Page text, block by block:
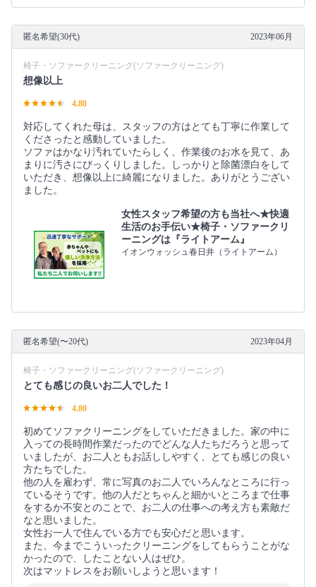
匿名希望(30代) 2023年06月
椅子・ソファークリーニング(ソファークリーニング)
想像以上
4.80
対応してくれた母は、スタッフの方はとても丁寧に作業して
くださったと感動していました。
ソファはかなり汚れていたらしく、作業後のお水を見て、あ
まりに汚さにびっくりしました。しっかりと除菌漂白をして
いただき、想像以上に綺麗になりました。ありがとうござい
ました。
女性スタッフ希望の方も当社へ★快適
生活のお手伝い★椅子・ソファークリ
ーニングは『ライトアーム』
イオンウォッシュ春日井（ライトアーム）
匿名希望(〜20代) 2023年04月
椅子・ソファークリーニング(ソファークリーニング)
とても感じの良いお二人でした！
4.80
初めてソファクリーニングをしていただきました。家の中に
入っての長時間作業だったのでどんな人たちだろうと思って
いましたが、お二人ともお話ししやすく、とても感じの良い
方たちでした。
他の人を雇わず、常に写真のお二人でいろんなところに行っ
ているそうです。他の人だとちゃんと細かいところまで仕事
をするか不安とのことで、お二人の仕事への考え方も素敵だ
なと思いました。
女性お一人で住んでいる方でも安心だと思います。
また、今までこういったクリーニングをしてもらうことがな
かったので、したことない人はぜひ。
次はマットレスをお願いしようと思います！